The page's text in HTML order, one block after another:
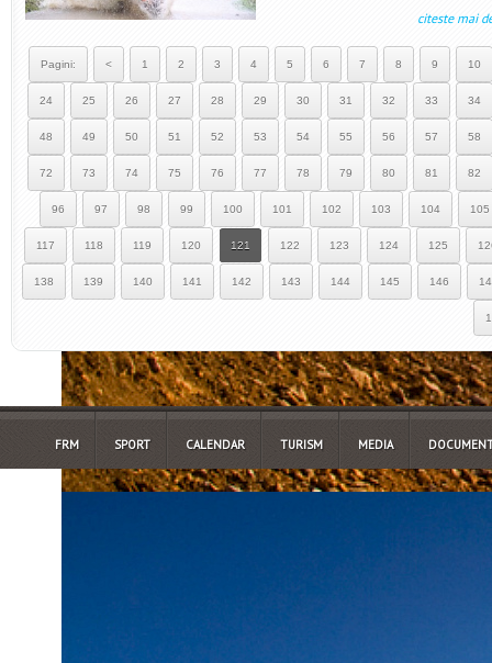
citeste mai
Pagini: < 1 2 3 4 5 6 7 8 9 10
24 25 26 27 28 29 30 31 32 33 34
48 49 50 51 52 53 54 55 56 57 58
72 73 74 75 76 77 78 79 80 81 82
96 97 98 99 100 101 102 103 104 105
117 118 119 120 121 122 123 124 125
138 139 140 141 142 143 144 145 146
FRM SPORT CALENDAR TURISM MEDIA